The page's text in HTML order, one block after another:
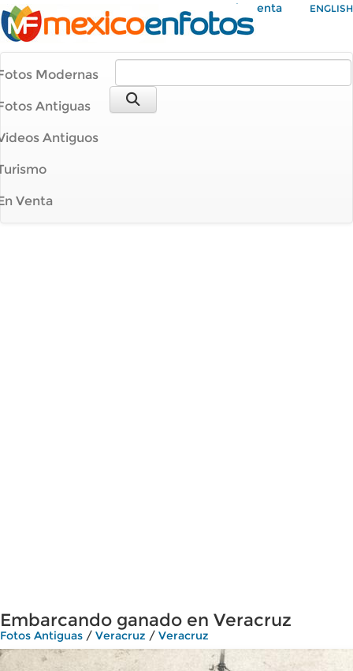
Mi Cuenta ENGLISH
Modernas
Antiguas
Antiguos
Venta
Embarcando ganado en Veracruz
Fotos Antiguas / Veracruz / Veracruz